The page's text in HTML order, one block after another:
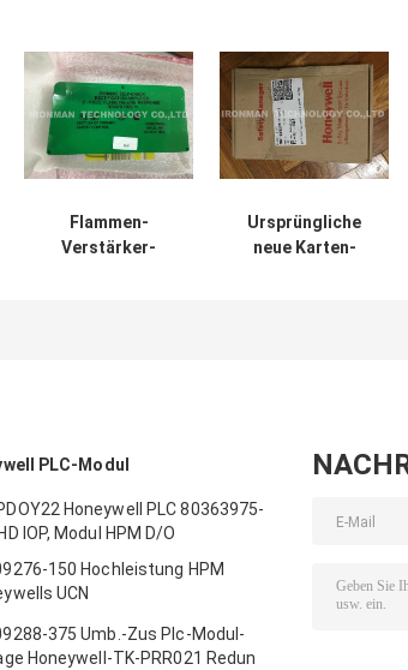
Flammen-
Verstärker-
Ursprüngliche
neue Karten-
PLC-Modul
Honeywell PLC 80363975-
IOP, Modul HPM D/O
150 Hochleistung HPM
UCN
375 Umb.-Zus Plc-Modul-
Honeywell-TK-PRR021 Redun